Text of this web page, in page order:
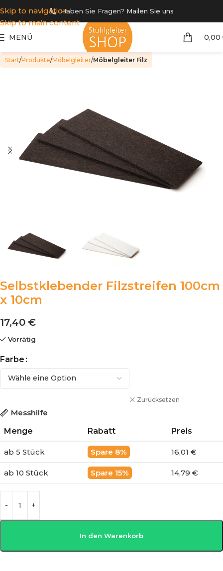
Skip to navigation
Skip to main content
Haben Sie Fragen? Mailen Sie uns
MENÜ 0,00
Start Produkte Möbelgleiter Möbelgleiter Filz
Selbstklebender Filzstreifen 100cm
x 10cm
17,40 €
Vorrätig
Farbe
Zurücksetzen
Messhilfe
Menge
Rabatt Preis
ab 5 Stück 8% 16,01 €
ab 10 Stück 15% 14,79 €
In den Warenkorb